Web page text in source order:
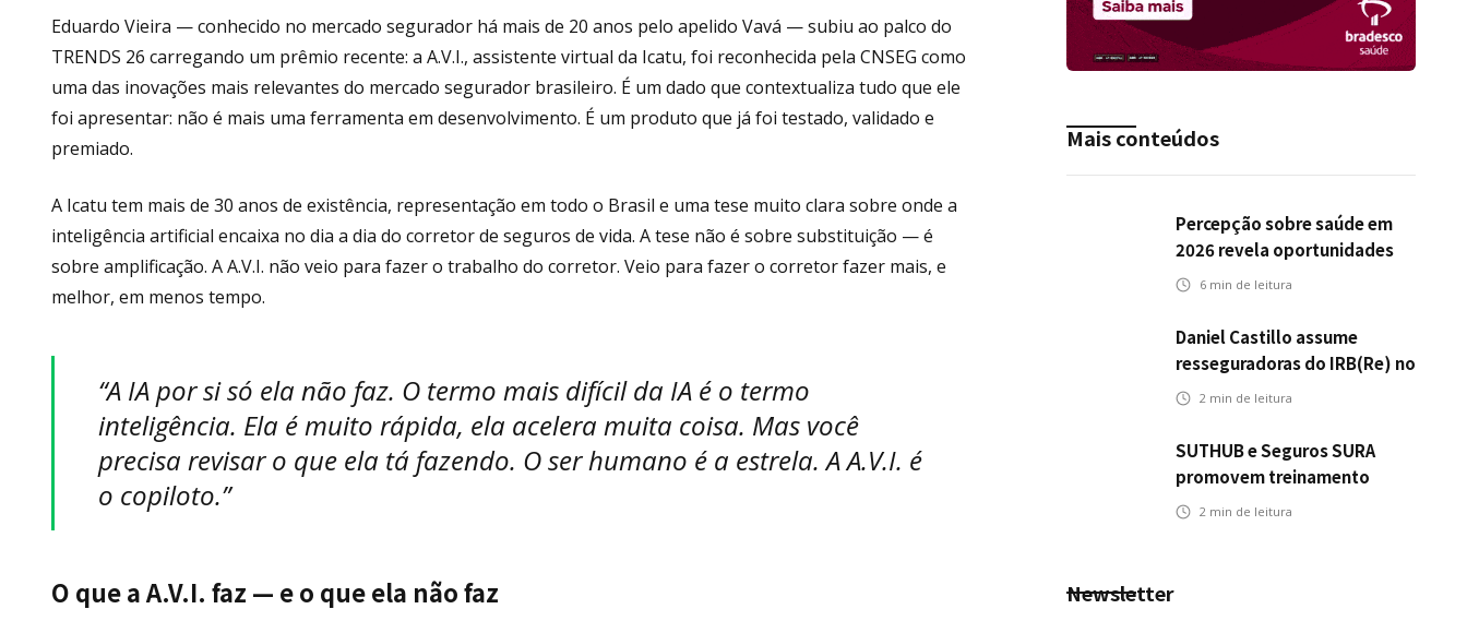
Eduardo Vieira — conhecido no mercado segurador há mais de 20 anos pelo apelido Vavá — subiu ao palco do
TRENDS 26 carregando um prêmio recente: a A.V.I., assistente virtual da Icatu, foi reconhecida pela CNSEG como
uma das inovações mais relevantes do mercado segurador brasileiro. É um dado que contextualiza tudo que ele
foi apresentar: não é mais uma ferramenta em desenvolvimento. É um produto que já foi testado, validado e
premiado.
A Icatu tem mais de 30 anos de existência, representação em todo o Brasil e uma tese muito clara sobre onde a
inteligência artificial encaixa no dia a dia do corretor de seguros de vida. A tese não é sobre substituição — é
sobre amplificação. A A.V.I. não veio para fazer o trabalho do corretor. Veio para fazer o corretor fazer mais, e
melhor, em menos tempo.
“A IA por si só ela não faz. O termo mais difícil da IA é o termo
inteligência. Ela é muito rápida, ela acelera muita coisa. Mas você
precisa revisar o que ela tá fazendo. O ser humano é a estrela. A A.V.I. é
o copiloto.”
O que a A.V.I. faz — e o que ela não faz
Mais conteúdos
Percepção sobre saúde em
2026 revela oportunidades
para o mercado de seguros
prevenção
6 min de leitura
Daniel Castillo assume
resseguradoras do IRB(Re) no
exterior
2 min de leitura
SUTHUB e Seguros SURA
promovem treinamento
conjunto para fortalecer a
2 min de leitura
Newsletter